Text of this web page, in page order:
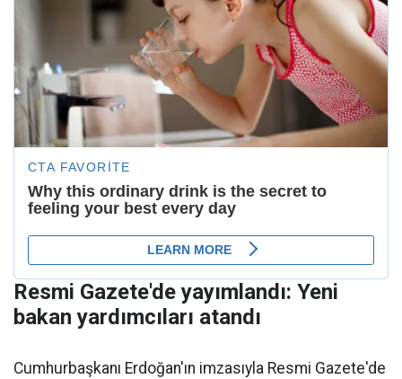
Resmi Gazete'de yayımlandı: Yeni
bakan yardımcıları atandı
Cumhurbaşkanı Erdoğan'ın imzasıyla Resmi Gazete'de